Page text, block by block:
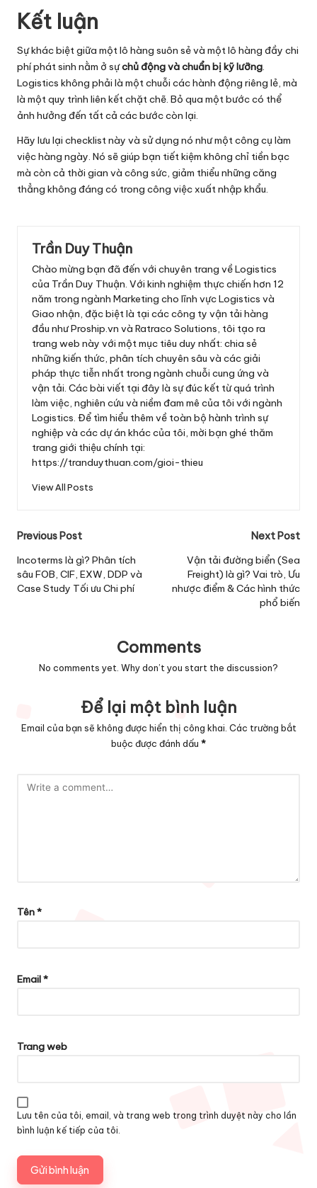
Kết luận
Sự khác biệt giữa một lô hàng suôn sẻ và một lô hàng đầy chi
phí phát sinh nằm ở sựchủ động và chuẩn bị kỹ lưỡng.
Logistics không phải là một chuỗi các hành động riêng lẻ, mà
là một quy trình liên kết chặt chẽ. Bỏ qua một bước có thể
ảnh hưởng đến tất cả các bước còn lại.
Hãy lưu lại checklist này và sử dụng nó như một công cụ làm
việc hàng ngày. Nó sẽ giúp bạn tiết kiệm không chỉ tiền bạc
mà còn cả thời gian và công sức, giảm thiểu những căng
thẳng không đáng có trong công việc xuất nhập khẩu.
Trần Duy Thuận
Chào mừng bạn đã đến với chuyên trang về Logistics
của Trần Duy Thuận. Với kinh nghiệm thực chiến hơn 12
năm trong ngành Marketing cho lĩnh vực Logistics và
Giao nhận, đặc biệt là tại các công ty vận tải hàng
đầu như Proship.vn và Ratraco Solutions, tôi tạo ra
trang web này với một mục tiêu duy nhất: chia sẻ
những kiến thức, phân tích chuyên sâu và các giải
pháp thực tiễn nhất trong ngành chuỗi cung ứng và
vận tải. Các bài viết tại đây là sự đúc kết từ quá trình
làm việc, nghiên cứu và niềm đam mê của tôi với ngành
Logistics. Để tìm hiểu thêm về toàn bộ hành trình sự
nghiệp và các dự án khác của tôi, mời bạn ghé thăm
trang giới thiệu chính tại:
https://tranduythuan.com/gioi-thieu
View All Posts
Post
navigation
Previous Post
Incoterms là gì? Phân tích
sâu FOB, CIF, EXW, DDP và
Case Study Tối ưu Chi phí
Next Post
Vận tải đường biển (Sea
Freight) là gì? Vai trò, Ưu
nhược điểm & Các hình thức
phổ biến
Comments
No comments yet. Why don’t you start the discussion?
Để lại một bình luận
Email của bạn sẽ không được hiển thị công khai. Các trường bắt
buộc được đánh dấu *
Tên*
Email*
Trang web
Lưu tên của tôi, email, và trang web trong trình duyệt này cho lần
bình luận kế tiếp của tôi.